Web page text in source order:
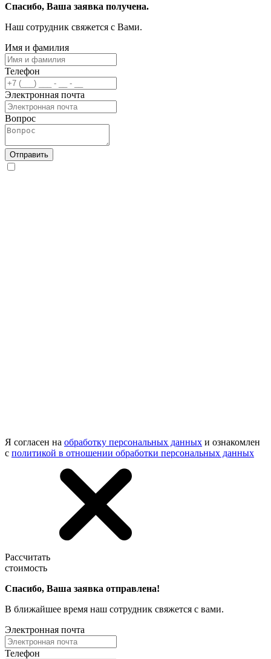
Спасибо, Ваша заявка получена.
Наш сотрудник свяжется с Вами.
Имя и фамилия
Телефон
Электронная почта
Вопрос
Отправить
Я согласен на обработку персональных данных и ознакомлен
с политикой в отношении обработки персональных данных
Рассчитать
стоимость
Спасибо, Ваша заявка отправлена!
В ближайшее время наш сотрудник свяжется с вами.
Электронная почта
Телефон